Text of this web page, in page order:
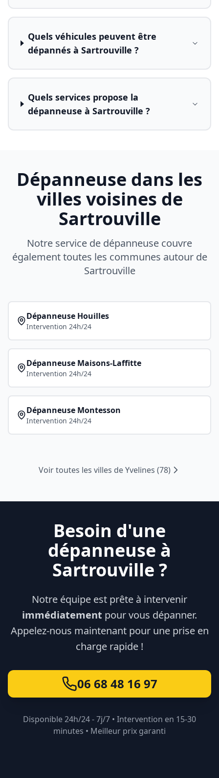
Quels véhicules peuvent être
dépannés à Sartrouville ?
Quels services propose la
dépanneuse à Sartrouville ?
Dépanneuse dans les
villes voisines de
Sartrouville
Notre service de dépanneuse couvre
également toutes les communes autour de
Sartrouville
Dépanneuse Houilles
Intervention 24h/24
Dépanneuse Maisons-Laffitte
Intervention 24h/24
Dépanneuse Montesson
Intervention 24h/24
Voir toutes les villes deYvelines (78)
Besoin d'une
dépanneuse à
Sartrouville ?
Notre équipe est prête à intervenir
immédiatement pour vous dépanner.
Appelez-nous maintenant pour une prise en
charge rapide !
06 68 48 16 97
Disponible 24h/24 - 7j/7 • Intervention en 15-30
minutes • Meilleur prix garanti